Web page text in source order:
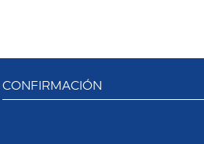
CONFIRMACIÓN